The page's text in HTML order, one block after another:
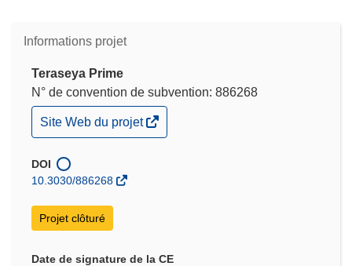
Informations projet
Teraseya Prime
N° de convention de subvention: 886268
(s’ouvre
dans
nouvelle
fenêtre)
Site Web du projet
DOI
10.3030/886268
Projet clôturé
Date de signature de la CE